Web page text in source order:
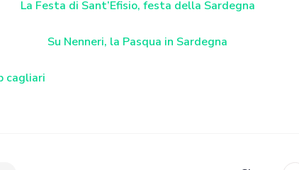
La Festa di Sant’Efisio, festa della Sardegna
Su Nenneri, la Pasqua in Sardegna